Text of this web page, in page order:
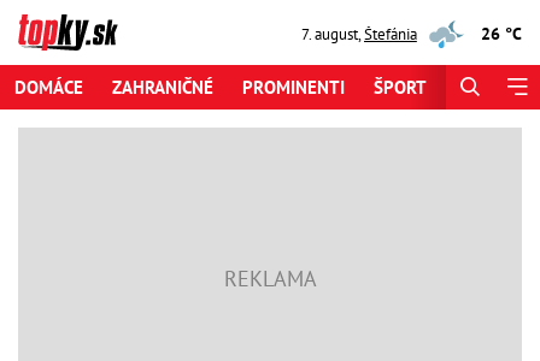
7. august,Štefánia 26 °C
DOMÁCE ZAHRANIČNÉ PROMINENTI ŠPORT